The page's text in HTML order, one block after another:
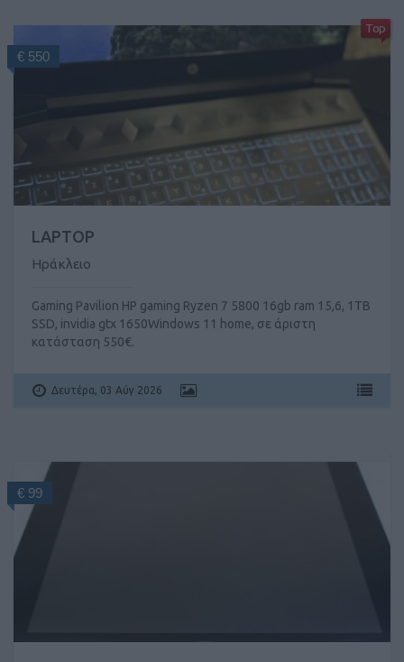
LAPTOP
Ηράκλειο
Gaming Pavilion HP gaming Ryzen 7 5800 16gb ram 15,6, 1TB
SSD, invidia gtx 1650Windows 11 home, σε άριστη
κατάσταση 550€.
€ 550
Top
Δευτέρα, 03 Αύγ 2026
€ 99